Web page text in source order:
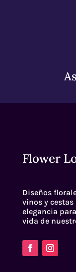
Flower
Diseños
vinos y
elegancia
vida de